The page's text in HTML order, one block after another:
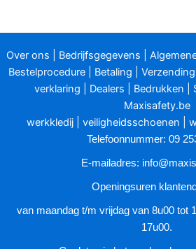
Over ons Bedrijfsgegevens
Bestelprocedure| Betaling Verzending
verklaring
Dealers Bedrukken
Maxisafety.be
werkkledij
veiligheidsschoenen
Telefoonnummer: 09
E-mailadres:
Openingsuren
van maandag t/m vrijdag van 8u00 tot
17u00.